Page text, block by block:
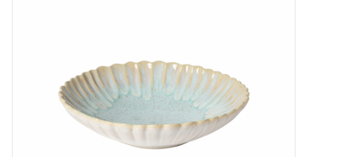
Cadeaubonnen